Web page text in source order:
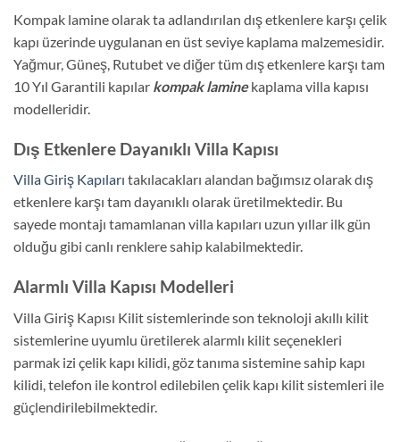
Kompak lamine olarak ta adlandırılan dış etkenlere karşı çelik
kapı üzerinde uygulanan en üst seviye kaplama malzemesidir.
Yağmur, Güneş, Rutubet ve diğer tüm dış etkenlere karşı tam
10 Yıl Garantili kapılar kompak laminekaplama villa kapısı
modelleridir.
Dış Etkenlere Dayanıklı Villa Kapısı
Villa Giriş Kapıları takılacakları alandan bağımsız olarak dış
etkenlere karşı tam dayanıklı olarak üretilmektedir. Bu
sayede montajı tamamlanan villa kapıları uzun yıllar ilk gün
olduğu gibi canlı renklere sahip kalabilmektedir.
Alarmlı Villa Kapısı Modelleri
Villa Giriş Kapısı Kilit sistemlerinde son teknoloji akıllı kilit
sistemlerine uyumlu üretilerek alarmlı kilit seçenekleri
parmak izi çelik kapı kilidi, göz tanıma sistemine sahip kapı
kilidi, telefon ile kontrol edilebilen çelik kapı kilit sistemleri ile
güçlendirilebilmektedir.